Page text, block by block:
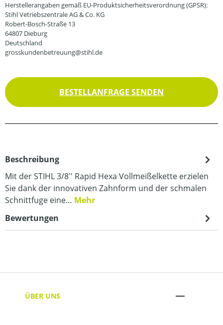
Herstellerangaben gemäß EU-Produktsicherheitsverordnung (GPSR):
Stihl Vetriebszentrale AG & Co. KG
Robert-Bosch-Straße 13
64807 Dieburg
Deutschland
grosskundenbetreuung@stihl.de
BESTELLANFRAGE SENDEN
Beschreibung
Mit der STIHL 3/8'' Rapid Hexa Vollmeißelkette erzielen
Sie dank der innovativen Zahnform und der schmalen
Schnittfuge eine… Mehr
Bewertungen
ÜBER UNS